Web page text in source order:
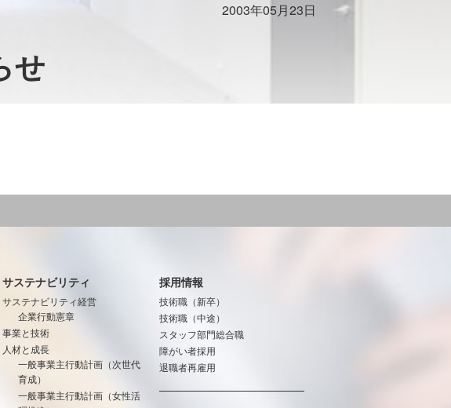
2003年05月23日
せ
サステナビリティ
サステナビリティ経営
企業行動憲章
事業と技術
人材と成長
一般事業主行動計画（次世代
育成）
一般事業主行動計画（女性活
採用情報
技術職（新卒）
技術職（中途）
スタッフ部門総合職
障がい者採用
退職者再雇用